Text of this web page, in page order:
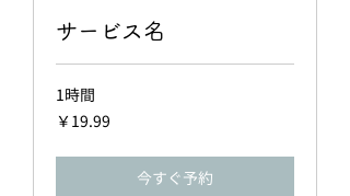
サービス名
1時間
19.99
円
￥19.99
今すぐ予約